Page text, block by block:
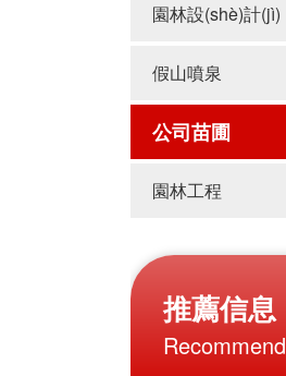
園林設(shè)計(jì)
假山噴泉
公司苗圃
園林工程
推薦信息
Recommend